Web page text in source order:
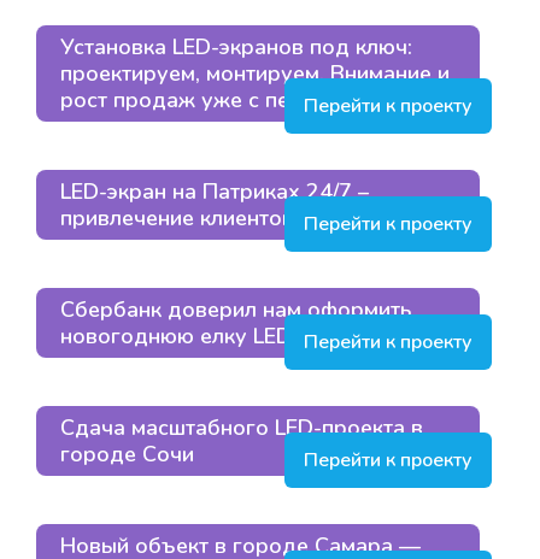
Установка LED-экранов под ключ:
проектируем, монтируем. Внимание и
рост продаж уже с первых дней
Перейти к проекту
LED-экран на Патриках 24/7 –
привлечение клиентов
Перейти к проекту
Сбербанк доверил нам оформить
новогоднюю елку LED-экраномПерейти к проекту
Сдача масштабного LED-проекта в
городе Сочи
Перейти к проекту
Новый объект в городе Самара —